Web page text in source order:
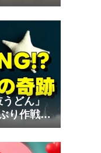
どん」
り作戦の